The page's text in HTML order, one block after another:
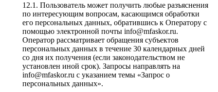
Пользователь может получить любые разъяснения
по интересующим вопросам, касающимся обработки
его персональных данных, обратившись к Оператору с
помощью электронной почты info@mfaskor.ru.
Оператор рассматривает обращения субъектов
персональных данных в течение 30 календарных дней
со дня их получения (если законодательством не
установлен иной срок). Запросы направлять на
info@mfaskor.ru с указанием темы «Запрос о
персональных данных».